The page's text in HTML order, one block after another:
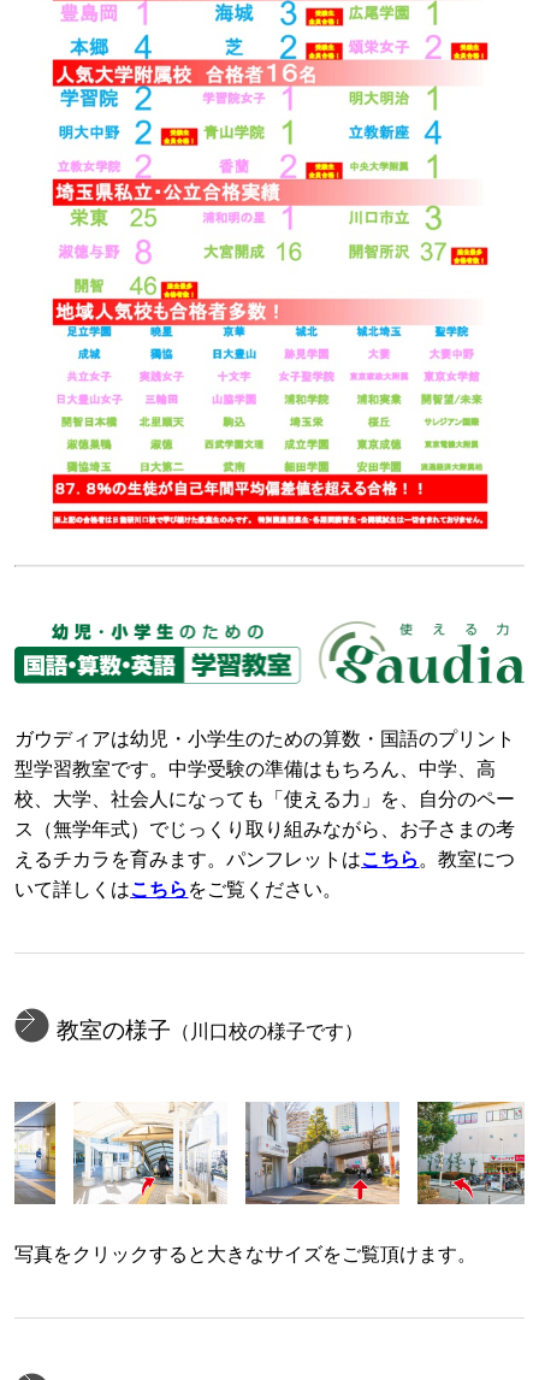
ガウディアは幼児・小学生のための算数・国語のプリント
型学習教室です。中学受験の準備はもちろん、中学、高
校、大学、社会人になっても「使える力」を、自分のペー
ス（無学年式）でじっくり取り組みながら、お子さまの考
えるチカラを育みます。パンフレットはこちら 。教室につ
いて詳しくはこちら をご覧ください。
教室の様子 （川口校の様子です）
写真をクリックすると大きなサイズをご覧頂けます。